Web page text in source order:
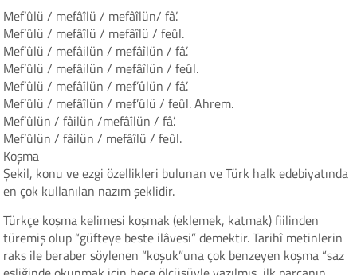
Mef’ûlü / mefâîlü / mefâîlün/ fâ’.
Mef’ûlü / mefâîlü / mefâîlü / feûl.
Mef’ûlü / mefâilün / mefâîlün / fâ’.
Mef’ûlü / mefâilün / mefâîlün / feûl.
Mef’ûlü / mefâîlün / mef’ûlün / fâ’.
Mef’ûlü / mefâîlün / mef’ûlü / feûl. Ahrem.
Mef’ûlün / fâilün /mefâîlün / fâ’.
Mef’ûlün / fâilün / mefâîlü / feûl.
Koşma
Şekil, konu ve ezgi özellikleri bulunan ve Türk halk edebiyatında
en çok kullanılan nazım şeklidir.
Türkçe koşma kelimesi koşmak (eklemek, katmak) fiilinden
türemiş olup “güfteye beste ilâvesi” demektir. Tarihî metinlerin
raks ile beraber söylenen “koşuk”una çok benzeyen koşma “saz